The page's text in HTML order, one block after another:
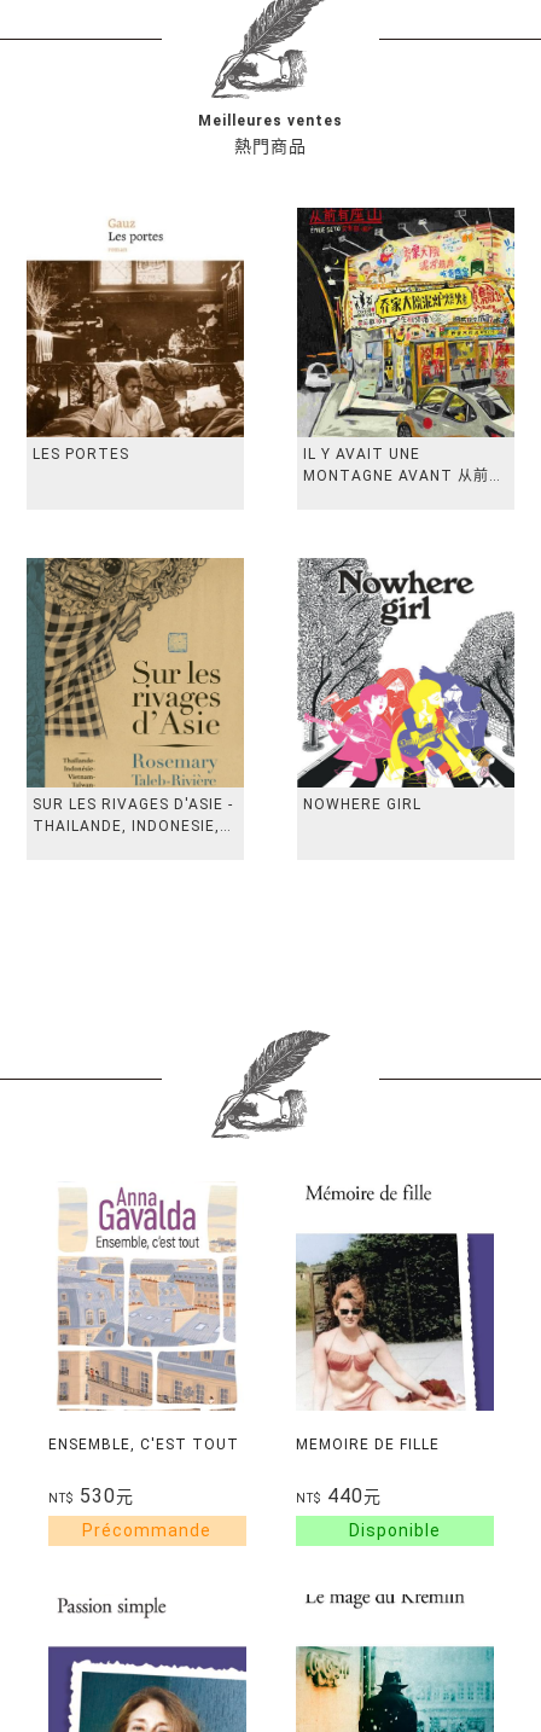
熱門商品
Meilleures ventes
LES PORTES
IL Y AVAIT UNE
MONTAGNE AVANT 从前有
SUR LES RIVAGES D'ASIE -
THAILANDE, INDONESIE,
NOWHERE GIRL
ENSEMBLE, C'EST TOUT
NT$ 530元
MEMOIRE DE FILLE
NT$ 440元